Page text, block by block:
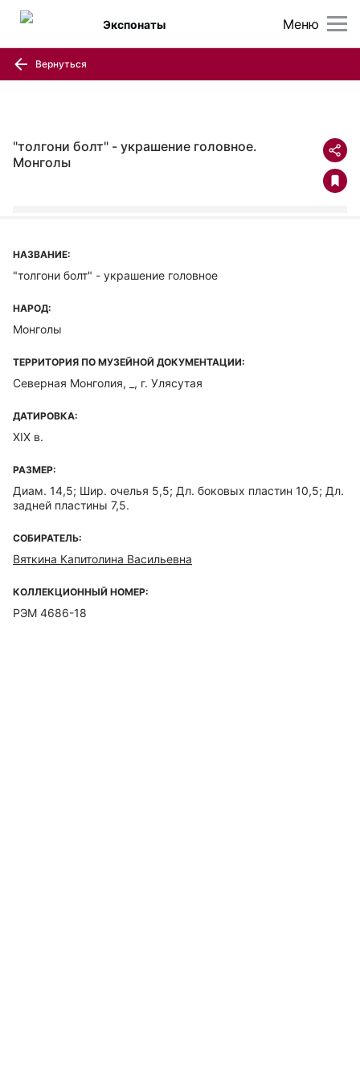
Меню
Экспонаты
Вернуться
"толгони болт" - украшение головное.
Монголы
НАЗВАНИЕ:
"толгони болт" - украшение головное
НАРОД:
Монголы
ТЕРРИТОРИЯ ПО МУЗЕЙНОЙ ДОКУМЕНТАЦИИ:
Северная Монголия, _, г. Улясутая
ДАТИРОВКА:
XIX в.
РАЗМЕР:
Диам. 14,5; Шир. очелья 5,5; Дл. боковых пластин 10,5; Дл.
задней пластины 7,5.
СОБИРАТЕЛЬ:
Вяткина Капитолина Васильевна
КОЛЛЕКЦИОННЫЙ НОМЕР:
РЭМ 4686-18